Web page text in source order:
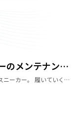
スニーカーのメンテナンス承ります！
毎日活躍するスニーカー。 履いていくうちに靴底がはがれたり、かかとがすり減ったりと 履き心地が悪くなっていませんか？ 「お気に入りなのに、かかとが擦り減ってきていて歩きづらい…」 そんなお悩みは、 スニーカー修理で靴の履き心地を取り戻しましょう！ ※お品物の素材や状態により、加工をお受けできない場合がございます。 また、当店ではスニーカーのクレンジング＆ケアも承っております！ 修理と一緒に、気になる汚れのケアもおすすめです。 お気軽に店舗までご相談ください！ ▼サービス詳細はこちら https://riat-rs.com/service-contents/sneaker/?utm_source=shopnews&utm_medium=referral&utm_campaign=r_sneaker